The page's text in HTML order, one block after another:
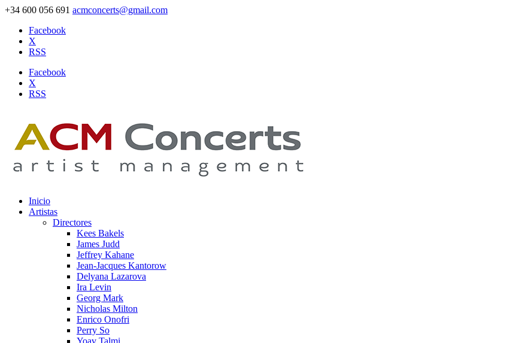
+34 600 056 691 acmconcerts@gmail.com
Facebook
X
RSS
Facebook
X
RSS
Inicio
Artistas
Directores
Kees Bakels
James Judd
Jeffrey Kahane
Jean-Jacques Kantorow
Delyana Lazarova
Ira Levin
Georg Mark
Nicholas Milton
Enrico Onofri
Perry So
Yoav Talmi